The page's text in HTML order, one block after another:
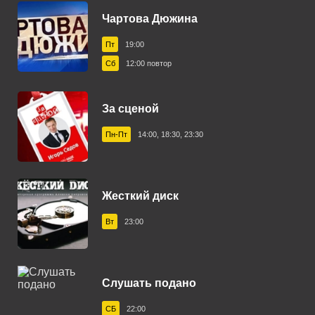
Евпатория 106.8 FM
Екатеринбург 94.8 FM
Ижевск 103.8 FM
Ишим 107.0 FM
Казань 96.8 FM
Калининград 101.3 FM
Кемерово 106.7 FM
Керчь 107.6 FM
Кисловодск 105.0 FM
Коломна 93.8 FM
Конаково 104.5 FM
Чартова Дюжина
Пт 19:00
Сб 12:00 повтор
За сценой
Пн-Пт 14:00, 18:30, 23:30
Жесткий диск
Вт 23:00
Слушать подано
СБ 22:00